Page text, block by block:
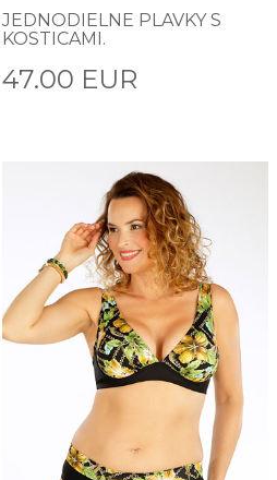
JEDNODIELNE PLAVKY S
KOSTICAMI.
47.00 EUR